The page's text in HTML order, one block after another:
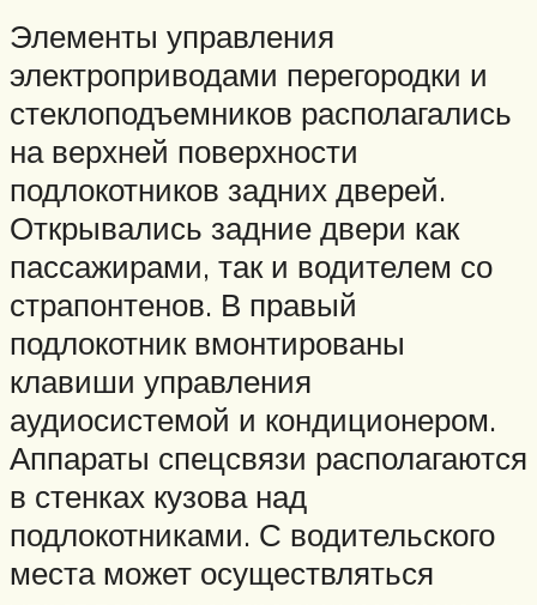
Элементы управления
электроприводами перегородки и
стеклоподъемников располагались
на верхней поверхности
подлокотников задних дверей.
Открывались задние двери как
пассажирами, так и водителем со
страпонтенов. В правый
подлокотник вмонтированы
клавиши управления
аудиосистемой и кондиционером.
Аппараты спецсвязи располагаются
в стенках кузова над
подлокотниками. С водительского
места может осуществляться